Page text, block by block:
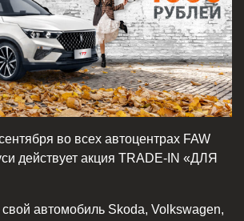
во всех автоцентрах FAW
действует акция TRADE-IN «ДЛЯ
автомобиль Skoda, Volkswagen,